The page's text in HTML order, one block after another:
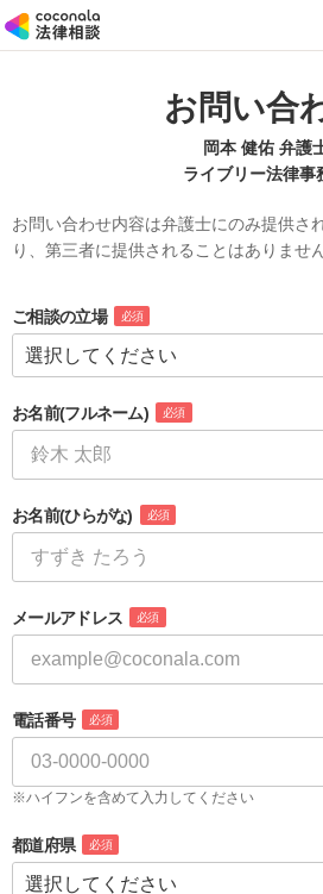
お問い合
岡本 健佑 弁護
ライブリー法律事
お問い合わせ内容は弁護士にのみ提供さ
り、第三者に提供されることはありません
ご相談の立場 必須
お名前(フルネーム) 必須
お名前(ひらがな) 必須
メールアドレス 必須
電話番号 必須
※ハイフンを含めて入力してください
都道府県 必須